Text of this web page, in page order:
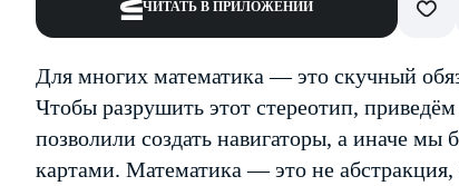
ЧИТАТЬ В ПРИЛОЖЕНИИ
Для многих математика — это скучный
Чтобы разрушить этот стереотип,
позволили создать навигаторы, а иначе
картами. Математика — это не